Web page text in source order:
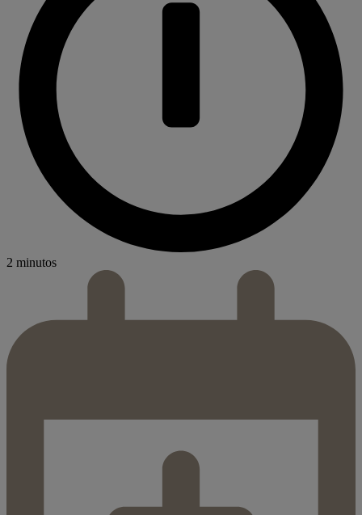
2 minutos